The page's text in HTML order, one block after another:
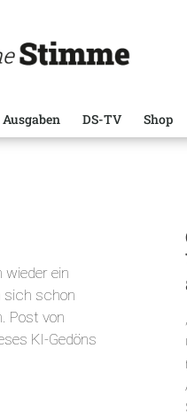
Ausgaben DS-TV Shop
ein
sich schon
Post von
KI-Gedöns